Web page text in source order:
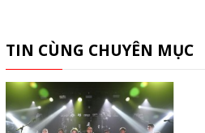
TIN CÙNG CHUYÊN MỤC